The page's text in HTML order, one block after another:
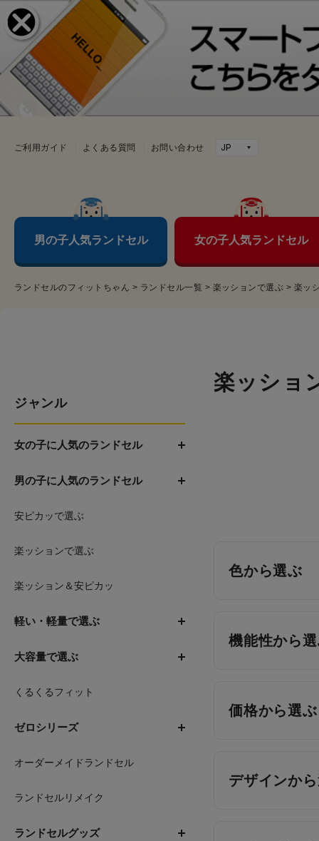
ご利用ガイド よくある質問 お問い合わせ
男の子人気ランドセル 女の子人気ランドセル
ランドセルのフィットちゃん > ランドセル一覧 > 楽ッションで選ぶ > 楽ッ
ジャンル
女の子に人気のランドセル
男の子に人気のランドセル
安ピカッで選ぶ
楽ッションで選ぶ
楽ッション＆安ピカッ
軽い・軽量で選ぶ
大容量で選ぶ
くるくるフィット
ゼロシリーズ
オーダーメイドランドセル
ランドセルリメイク
ランドセルグッズ
楽ッショ
色から選ぶ
機能性から
価格から選ぶ
デザインか